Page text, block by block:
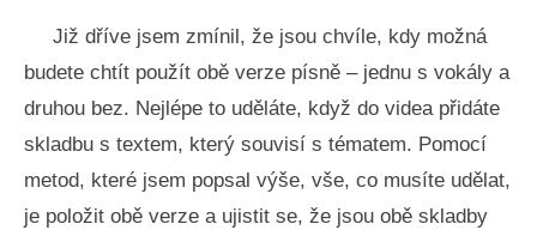
Již dříve jsem zmínil, že jsou chvíle, kdy možná
budete chtít použít obě verze písně – jednu s vokály a
druhou bez. Nejlépe to uděláte, když do videa přidáte
skladbu s textem, který souvisí s tématem. Pomocí
metod, které jsem popsal výše, vše, co musíte udělat,
je položit obě verze a ujistit se, že jsou obě skladby